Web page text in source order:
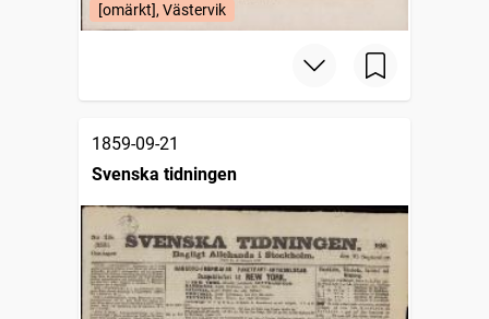
[omärkt], Västervik
1859-09-21
Svenska tidningen